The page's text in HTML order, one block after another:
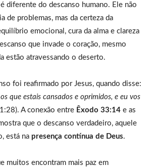
diferente do descanso humano. Ele não
de problemas, mas da certeza da
emocional, cura da alma e clareza
que invade o coração, mesmo
estão atravessando o deserto.
foi reafirmado por Jesus, quando disse:
que estais cansados e oprimidos, e eu vos
A conexão entre Êxodo 33:14 e as
que o descanso verdadeiro, aquele
está na presença contínua de Deus.
muitos encontram mais paz em